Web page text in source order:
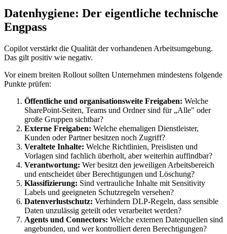
Datenhygiene: Der eigentliche technische
Engpass
Copilot verstärkt die Qualität der vorhandenen Arbeitsumgebung.
Das gilt positiv wie negativ.
Vor einem breiten Rollout sollten Unternehmen mindestens folgende
Punkte prüfen:
Öffentliche und organisationsweite Freigaben: Welche
SharePoint-Seiten, Teams und Ordner sind für „Alle" oder
große Gruppen sichtbar?
Externe Freigaben: Welche ehemaligen Dienstleister,
Kunden oder Partner besitzen noch Zugriff?
Veraltete Inhalte: Welche Richtlinien, Preislisten und
Vorlagen sind fachlich überholt, aber weiterhin auffindbar?
Verantwortung: Wer besitzt den jeweiligen Arbeitsbereich
und entscheidet über Berechtigungen und Löschung?
Klassifizierung: Sind vertrauliche Inhalte mit Sensitivity
Labels und geeigneten Schutzregeln versehen?
Datenverlustschutz: Verhindern DLP-Regeln, dass sensible
Daten unzulässig geteilt oder verarbeitet werden?
Agents und Connectors: Welche externen Datenquellen sind
angebunden, und wer kontrolliert deren Berechtigungen?